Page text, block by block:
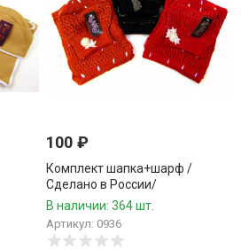
100₽
Комплект шапка+шарф /
Сделано в России/
В наличии: 364 шт.
Артикул: 0936